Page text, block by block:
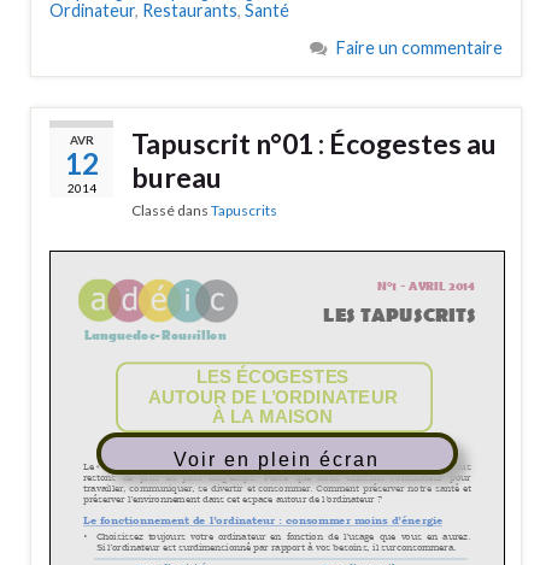
Ordinateur, Restaurants, Santé
Faire un commentaire
AVR
12
2014
Tapuscrit n°01 : Écogestes au
bureau
Classé dans Tapuscrits
Voir en plein écran